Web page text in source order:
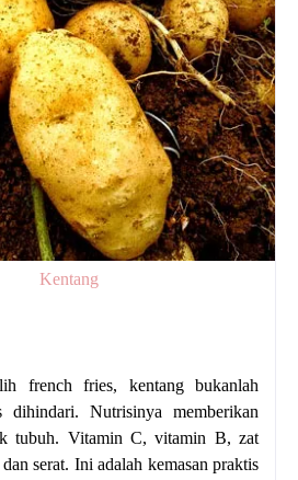
Kentang
french fries, kentang bukanlah
dihindari. Nutrisinya memberikan
tubuh. Vitamin C, vitamin B, zat
serat. Ini adalah kemasan praktis